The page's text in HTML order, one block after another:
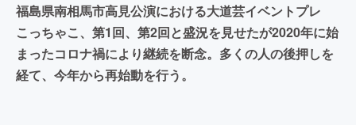
福島県南相馬市高見公演における大道芸イベントプレ
こっちゃこ、第1回、第2回と盛況を見せたが2020年に始
まったコロナ禍により継続を断念。多くの人の後押しを
経て、今年から再始動を行う。